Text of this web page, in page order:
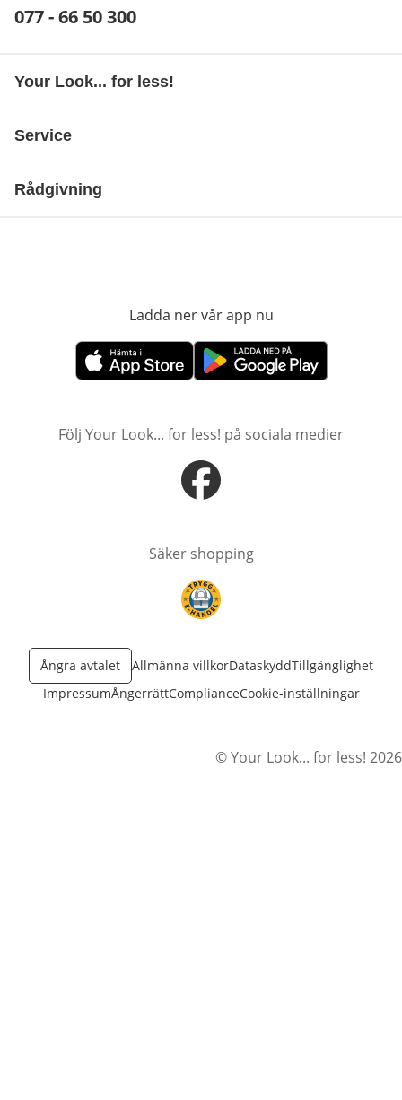
Telefonnummer:
077 - 66 50 300
Your Look... for less!
Service
Rådgivning
Ladda ner vår app nu
öppnas i nytt fönsteröppnas i nytt fönster
Följ Your Look... for less! på sociala medier
öppnas i nytt fönster
Säker shopping
öppnas i nytt fönster
Ångra avtalet Allmänna villkorDataskyddTillgänglighet
ImpressumÅngerrättComplianceCookie-inställningar
© Your Look... for less! 2026